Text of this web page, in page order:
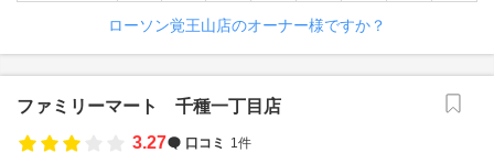
ローソン覚王山店のオーナー様ですか？
ファミリーマート 千種一丁目店
3.27
口コミ 1件